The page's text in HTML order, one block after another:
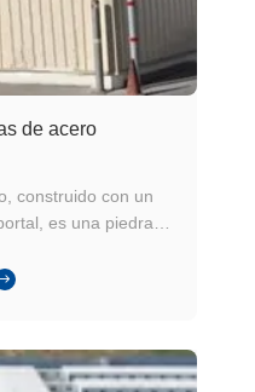
de acero
construido con un
es una piedra
de fabricaciónA